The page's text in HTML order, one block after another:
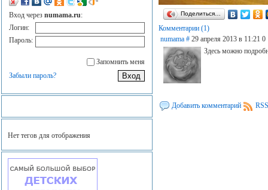
Вход через numama.ru:
Логин:
Пароль:
Запомнить меня
Забыли пароль?
Нет тегов для отображения
Поделиться…
Комментарии (1)
numama # 29 апреля 2013 в 11:21 0
Здесь можно
Добавить комментарий